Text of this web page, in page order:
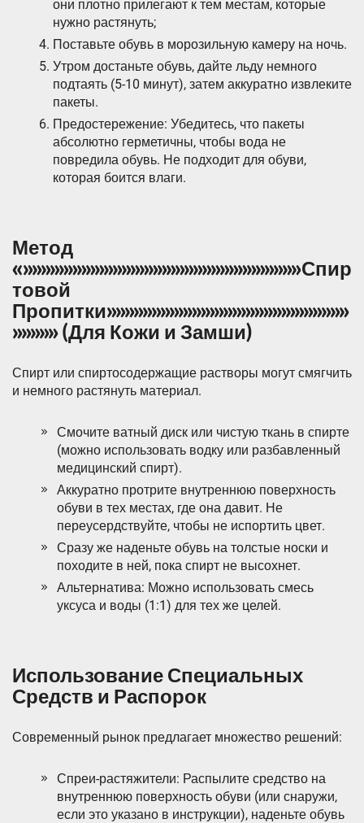
они плотно прилегают к тем местам, которые
нужно растянуть;
Поставьте обувь в морозильную камеру на ночь.
Утром достаньте обувь, дайте льду немного
подтаять (5-10 минут), затем аккуратно извлеките
пакеты.
Предостережение: Убедитесь, что пакеты
абсолютно герметичны, чтобы вода не
повредила обувь. Не подходит для обуви,
которая боится влаги.
Метод
«»»»»»»»»»»»»»»»»»»»»»»»»»»»»»»»Спир
товой
Пропитки»»»»»»»»»»»»»»»»»»»»»»»»»»»
»»»»» (Для Кожи и Замши)
Спирт или спиртосодержащие растворы могут смягчить
и немного растянуть материал.
Смочите ватный диск или чистую ткань в спирте
(можно использовать водку или разбавленный
медицинский спирт).
Аккуратно протрите внутреннюю поверхность
обуви в тех местах, где она давит. Не
переусердствуйте, чтобы не испортить цвет.
Сразу же наденьте обувь на толстые носки и
походите в ней, пока спирт не высохнет.
Альтернатива: Можно использовать смесь
уксуса и воды (1:1) для тех же целей.
Использование Специальных
Средств и Распорок
Современный рынок предлагает множество решений:
Спреи-растяжители: Распылите средство на
внутреннюю поверхность обуви (или снаружи,
если это указано в инструкции), наденьте обувь